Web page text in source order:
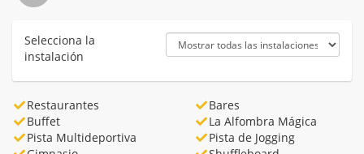
Selecciona la
instalación
Restaurantes
Bares
Buffet
La Alfombra Mágica
Pista Multideportiva
Pista de Jogging